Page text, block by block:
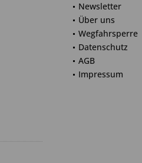
Newsletter
Über uns
Wegfahrsperre
Datenschutz
AGB
Impressum